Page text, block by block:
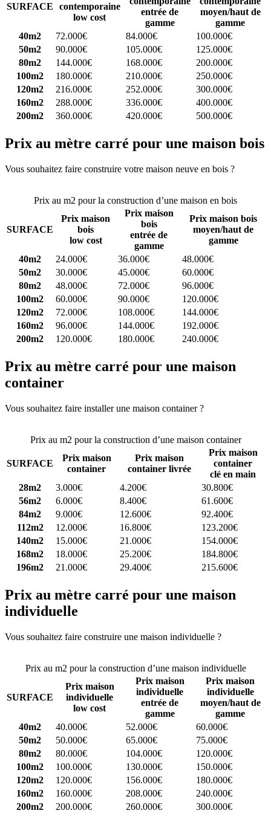
SURFACE
contemporaine
low cost
entrée de
gamme
moyen/haut de
gamme
40m2
72.000€ 84.000€
100.000€
50m2
90.000€ 105.000€
125.000€
80m2
144.000€ 168.000€
200.000€
100m2
180.000€ 210.000€
250.000€
120m2
216.000€ 252.000€
300.000€
160m2
288.000€ 336.000€
400.000€
200m2
360.000€ 420.000€ 500.000€
Prix au mètre carré pour une maison bois
Vous souhaitez faire construire votre maison neuve en bois ?
Prix au m2 pour la construction d’une maison en bois
SURFACE
Prix maison
bois
low cost
Prix maison
bois
entrée de
gamme
Prix maison bois
moyen/haut de
gamme
40m2
24.000€ 36.000€
48.000€
50m2
30.000€ 45.000€
60.000€
80m2
48.000€ 72.000€
96.000€
100m2
60.000€ 90.000€
120.000€
120m2
72.000€ 108.000€
144.000€
160m2
96.000€ 144.000€
192.000€
200m2
120.000€ 180.000€ 240.000€
Prix au mètre carré pour une maison
container
Vous souhaitez faire installer une maison container ?
Prix au m2 pour la construction d’une maison container
SURFACE
Prix maison
container
Prix maison
container livrée
Prix maison
container
clé en main
28m2
3.000€ 4.200€
30.800€
56m2
6.000€ 8.400€
61.600€
84m2
9.000€ 12.600€
92.400€
112m2
12.000€ 16.800€
123.200€
140m2
15.000€ 21.000€
154.000€
168m2
18.000€ 25.200€
184.800€
196m2
21.000€ 29.400€ 215.600€
Prix au mètre carré pour une maison
individuelle
Vous souhaitez faire construire une maison individuelle ?
Prix au m2 pour la construction d’une maison individuelle
SURFACE
Prix maison
individuelle
low cost
Prix maison
individuelle
entrée de
gamme
Prix maison
individuelle
moyen/haut de
gamme
40m2
40.000€ 52.000€
60.000€
50m2
50.000€ 65.000€
75.000€
80m2
80.000€ 104.000€
120.000€
100m2
100.000€ 130.000€
150.000€
120m2
120.000€ 156.000€
180.000€
160m2
160.000€ 208.000€
240.000€
200m2
200.000€ 260.000€ 300.000€